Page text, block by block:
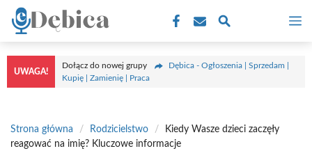
Przejdź
treści
UWAGA!
Dołącz do nowej grupy
Dębica - Ogłoszenia | Sprzedam |
Kupię | Zamienię | Praca
Strona główna / Rodzicielstwo /
Kiedy Wasze dzieci zaczęły
reagować na imię? Kluczowe informacje